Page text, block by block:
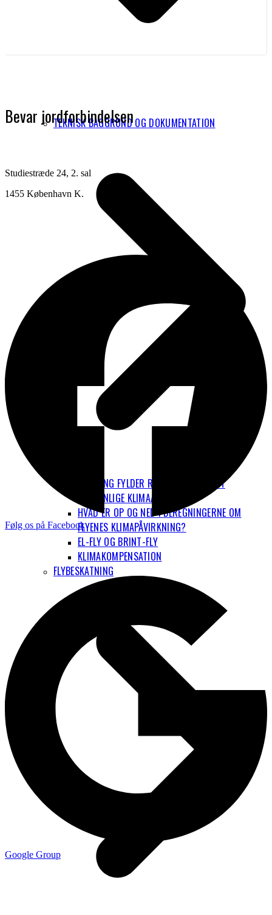
TEKNISK BAGGRUND OG DOKUMENTATION
FLYVNING FYLDER RIGTIG MEGET I DET
PERSONLIGE KLIMAAFTRYK
HVAD ER OP OG NED I BEREGNINGERNE OM
FLYENES KLIMAPÅVIRKNING?
EL-FLY OG BRINT-FLY
KLIMAKOMPENSATION
FLYBESKATNING
Bevar jordforbindelsen
Studiestræde 24, 2. sal
1455 København K.
Følg os på Facebook
Google Group